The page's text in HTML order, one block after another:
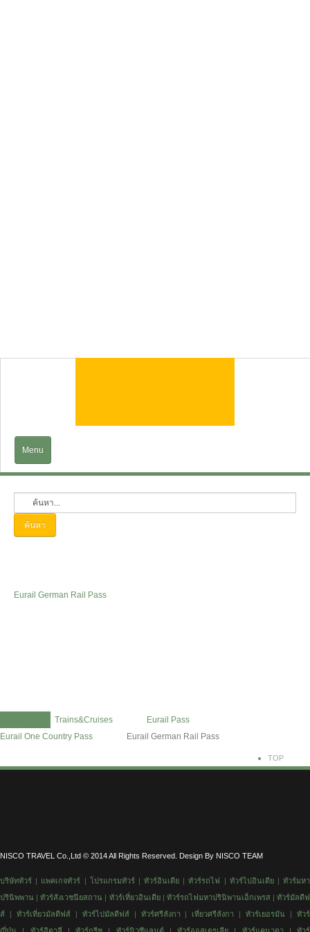
Menu
EXPLORE
Services
ค้นหา
Eurail German Rail Pass
Trains&Cruises
Eurail Pass
Eurail One Country Pass
Eurail German Rail Pass
TOP
NISCO TRAVEL Co.,Ltd © 2014 All Rights Reserved. Design By NISCO TEAM
บริษัททัวร์ | แพคเกจทัวร์ | โปรแกรมทัวร์|ทัวร์อินเดีย |ทัวร์รถไฟ | ทัวร์ไปอินเดีย|ทัวร์มหา
ปรินิพพาน |ทัวร์สังเวชนียสถาน | ทัวร์เที่ยวอินเดีย| ทัวร์รถไฟมหาปรินิพานเอ็กเพรส | ทัวร์มัลดีฟ
ส์ | ทัวร์เที่ยวมัลดีฟส์ | ทัวร์ไปมัลดีฟส์ | ทัวร์ศรีลังกา | เที่ยวศรีลังกา |ทัวร์เยอรมัน |ทัวร์